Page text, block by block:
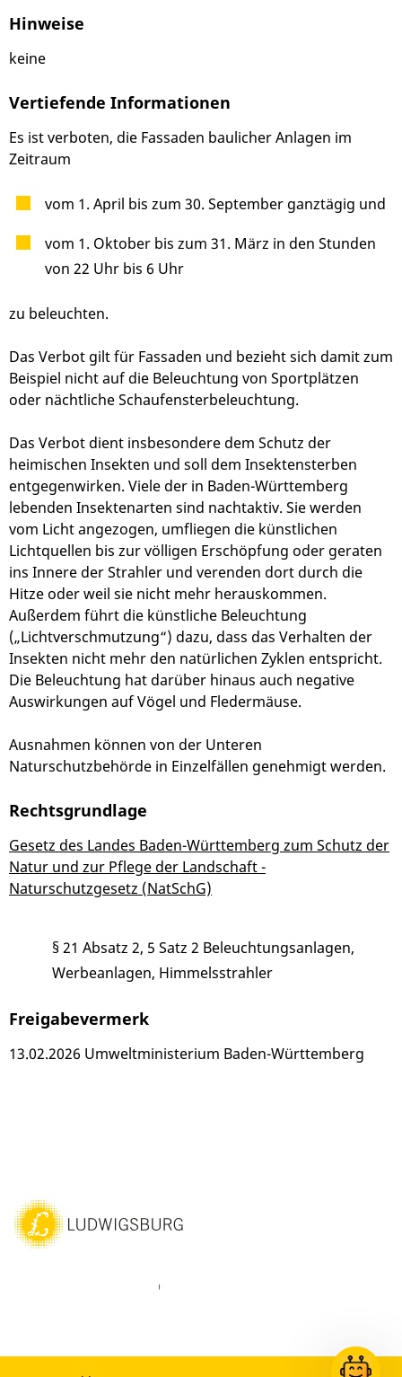
Hinweise
keine
Vertiefende Informationen
Es ist verboten, die Fassaden baulicher Anlagen im
Zeitraum
vom 1. April bis zum 30. September ganztägig und
vom 1. Oktober bis zum 31. März in den Stunden
von 22 Uhr bis 6 Uhr
zu beleuchten.
Das Verbot gilt für Fassaden und bezieht sich damit zum
Beispiel nicht auf die Beleuchtung von Sportplätzen
oder nächtliche Schaufensterbeleuchtung.
Das Verbot dient insbesondere dem Schutz der
heimischen Insekten und soll dem Insektensterben
entgegenwirken. Viele der in Baden-Württemberg
lebenden Insektenarten sind nachtaktiv. Sie werden
vom Licht angezogen, umfliegen die künstlichen
Lichtquellen bis zur völligen Erschöpfung oder geraten
ins Innere der Strahler und verenden dort durch die
Hitze oder weil sie nicht mehr herauskommen.
Außerdem führt die künstliche Beleuchtung
(„Lichtverschmutzung“) dazu, dass das Verhalten der
Insekten nicht mehr den natürlichen Zyklen entspricht.
Die Beleuchtung hat darüber hinaus auch negative
Auswirkungen auf Vögel und Fledermäuse.
Ausnahmen können von der Unteren
Naturschutzbehörde in Einzelfällen genehmigt werden.
Rechtsgrundlage
Gesetz des Landes Baden-Württemberg zum Schutz der
Natur und zur Pflege der Landschaft -
Naturschutzgesetz (NatSchG)
§ 21 Absatz 2, 5 Satz 2 Beleuchtungsanlagen,
Werbeanlagen, Himmelsstrahler
Freigabevermerk
13.02.2026 Umweltministerium Baden-Württemberg
LinkedIn